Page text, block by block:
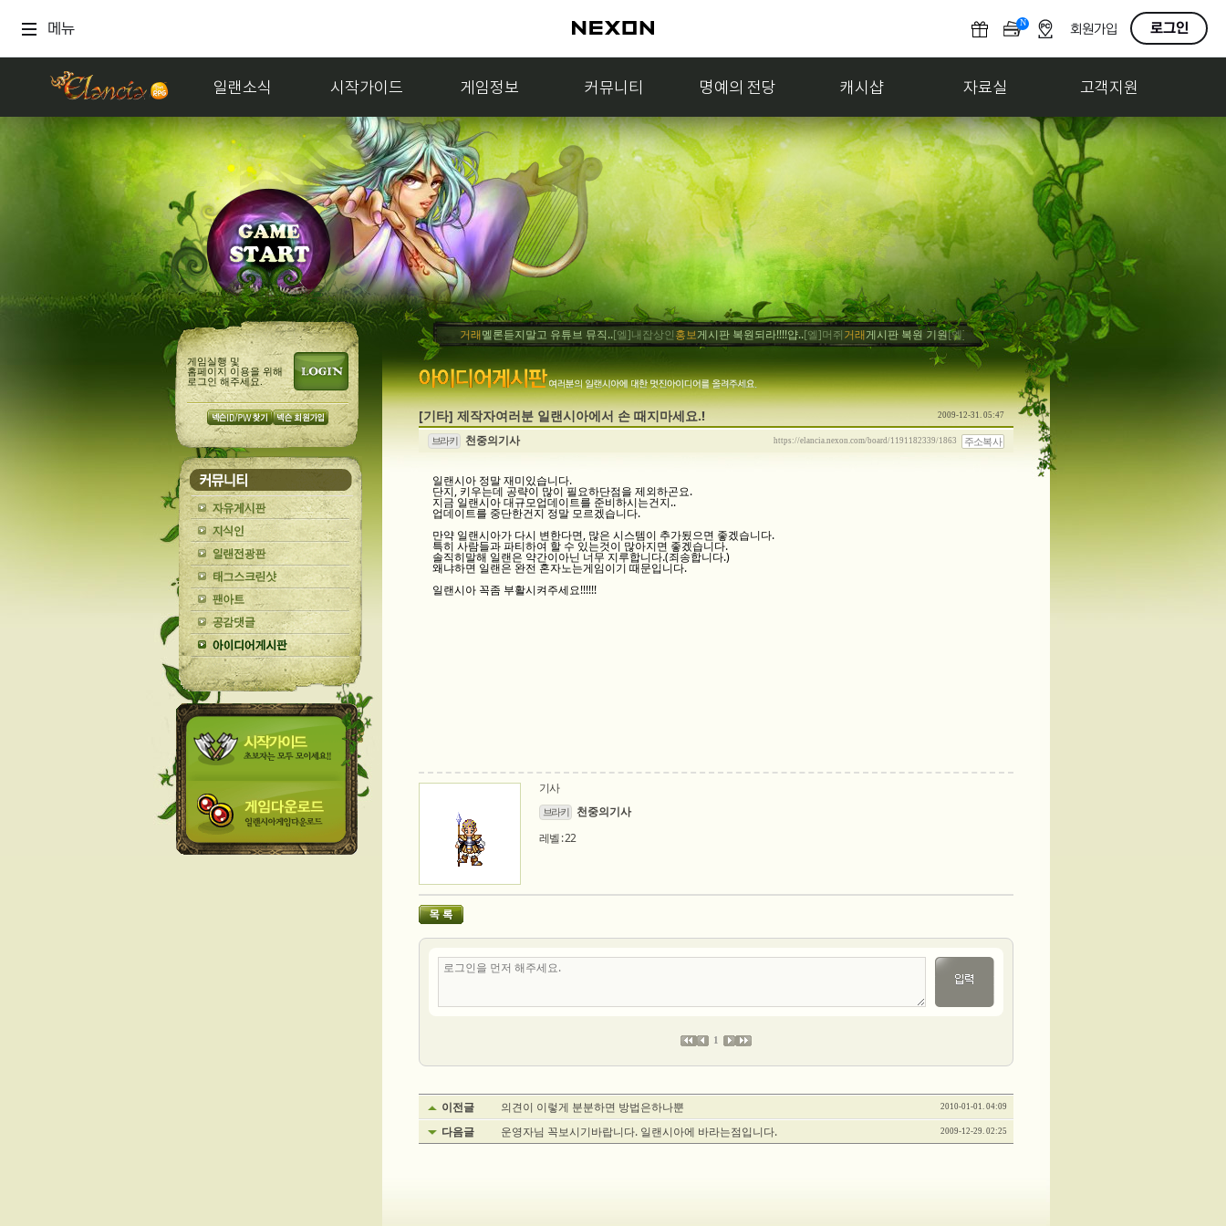
메뉴 N
F
회원가입 로그인
일랜소식 시작가이드 게임정보 커뮤니티 명예의 전당 캐시샵 자료실 고객지원
게임실행 및
홈페이지 이용을 위해
로그인 해주세요.
거래 멜론듣지말고 유튜브 뮤직..[엘]내잡상인홍보게시판 복원되라!!!!얍..[엘]머쥐거래게시판 복원 기원[엘]감조탕홍보사고팔기 게시판 만들어줘[엘]감조탕
[기타] 제작자여러분 일랜시아에서 손 때지마세요.! 2009-12-31. 05:47
브라키 천중의기사 https://elancia.nexon.com/board/1191182339/1863 주소복사
일랜시아 정말 재미있습니다.
단지, 키우는데 공략이 많이 필요하단점을 제외하곤요.
지금 일랜시아 대규모업데이트를 준비하시는건지..
업데이트를 중단한건지 정말 모르겠습니다.
만약 일랜시아가 다시 변한다면, 많은 시스템이 추가됬으면 좋겠습니다.
특히 사람들과 파티하여 할 수 있는것이 많아지면 좋겠습니다.
솔직히말해 일랜은 약간이아닌 너무 지루합니다.(죄송합니다.)
왜냐하면 일랜은 완전 혼자노는게임이기 때문입니다.
일랜시아 꼭좀 부활시켜주세요!!!!!!
기사
브라키
천중의기사
레벨 : 22
1
이전글 의견이 이렇게 분분하면 방법은하나뿐 2010-01-01. 04:09
다음글 운영자님 꼭보시기바랍니다. 일랜시아에 바라는점입니다. 2009-12-29. 02:25